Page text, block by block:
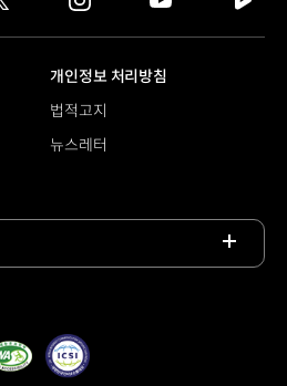
twitter instagram
tv
개인정보 처리방침
법적고지
뉴스레터